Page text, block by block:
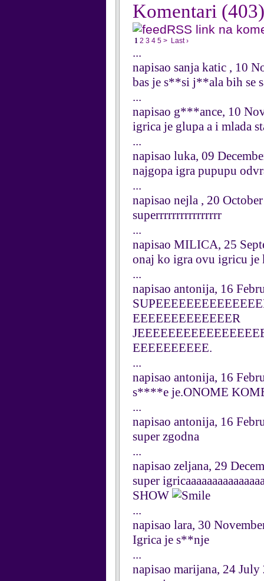
Komentari (403)
RSS link na
1 2 3 4 5 > Last ›
...
napisao sanja katic , 10
bas je s**si j**ala bih se
...
napisao g***ance, 10
igrica je glupa a i mlada
...
napisao luka, 09
najgopa igra pupupu
...
napisao nejla , 20
superrrrrrrrrrrrrrrr
...
napisao MILICA, 25
onaj ko igra ovu igricu je
...
napisao antonija, 16
EEEEEEEEEEEEER
EEEEEEEEEE.
...
napisao antonija, 16
s****e je.ONOME
...
napisao antonija, 16
super zgodna
...
napisao zeljana, 29
super
SHOW
...
napisao lara, 30
Igrica je s**nje
...
napisao marijana, 24 July